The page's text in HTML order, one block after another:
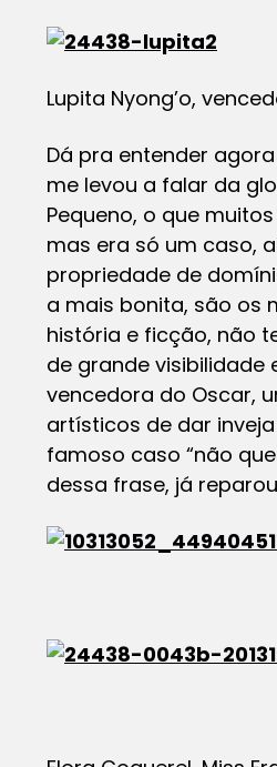
Lupita Nyong’o,
Dá pra entender
me levou a falar da
Pequeno, o que
mas era só um caso,
propriedade de
a mais bonita, são os
história e ficção, não
de grande visibilidade
vencedora do Oscar,
artísticos de dar inveja
famoso caso “não
dessa frase, já